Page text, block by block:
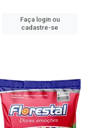
Faça login ou
cadastre-se